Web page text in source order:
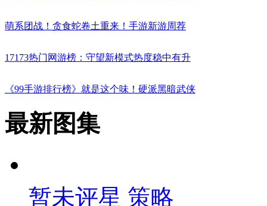
萌系团战！贪食蛇卷土重来！手游新游周荐
17173热门网游榜：守望新模式热度稳中有升
《99手游排行榜》就是这个味！硬派黑暗武侠
最新图集
暂未评星 策略